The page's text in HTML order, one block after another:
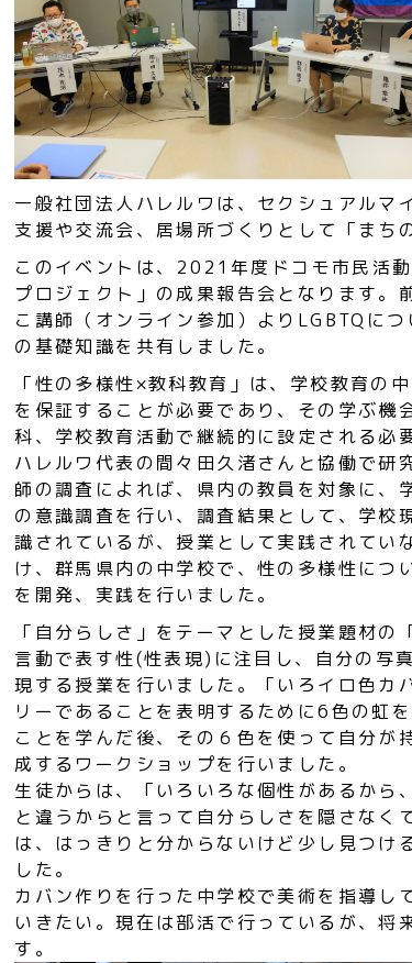
一般社団法人ハレルワは、セクシュアルマ
支援や交流会、居場所づくりとして「まち
このイベントは、2021年度ドコモ市民活
プロジェクト」の成果報告会となります。
こ講師（オンライン参加）よりLGBTQに
の基礎知識を共有しました。
「性の多様性×教科教育」は、学校教育の
を保証することが必要であり、その学ぶ機
科、学校教育活動で継続的に設定される必
ハレルワ代表の間々田久渚さんと協働で研
師の調査によれば、県内の教員を対象に、
の意識調査を行い、調査結果として、学校
識されているが、授業として実践されてい
け、群馬県内の中学校で、性の多様性につ
を開発、実践を行いました。
「自分らしさ」をテーマとした授業題材
言動で表す性(性表現)に注目し、自分の写
現する授業を行いました。「いろイロ色カ
リーであることを表明するために6色の虹
ことを学んだ後、その６色を使って自分が
成するワークショップを行いました。
生徒からは、「いろいろな個性があるから
と違うからと言って自分らしさを隠さなく
は、はっきりと分からないけど少し見つけ
した。
カバン作りを行った中学校で美術を指導し
いきたい。現在は部活で行っているが、将
す。